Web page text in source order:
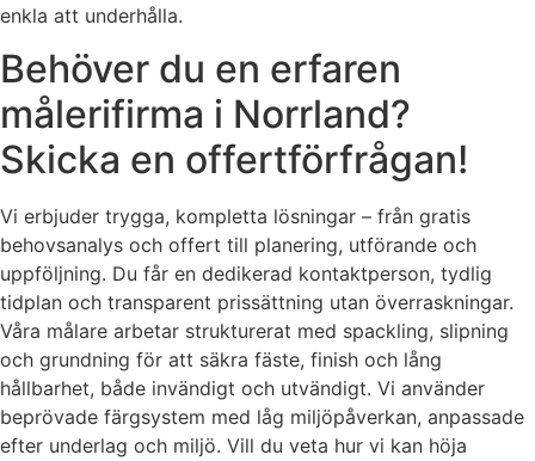
enkla att underhålla.
Behöver du en erfaren
målerifirma i Norrland?
Skicka en offertförfrågan!
Vi erbjuder trygga, kompletta lösningar – från gratis
behovsanalys och offert till planering, utförande och
uppföljning. Du får en dedikerad kontaktperson, tydlig
tidplan och transparent prissättning utan överraskningar.
Våra målare arbetar strukturerat med spackling, slipning
och grundning för att säkra fäste, finish och lång
hållbarhet, både invändigt och utvändigt. Vi använder
beprövade färgsystem med låg miljöpåverkan, anpassade
efter underlag och miljö. Vill du veta hur vi kan höja